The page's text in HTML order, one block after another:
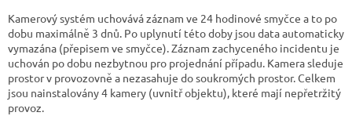
Kamerový systém uchovává záznam ve 24 hodinové smyčce a to po
dobu maximálně 3 dnů. Po uplynutí této doby jsou data automaticky
vymazána (přepisem ve smyčce). Záznam zachyceného incidentu je
uchován po dobu nezbytnou pro projednání případu. Kamera sleduje
prostor v provozovně a nezasahuje do soukromých prostor. Celkem
jsou nainstalovány 4 kamery (uvnitř objektu), které mají nepřetržitý
provoz.